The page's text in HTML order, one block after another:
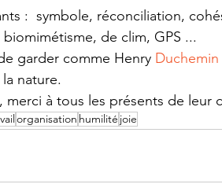
:  symbole, réconciliation,
de clim, GPS ...
garder comme Henry Duchemin
nature.
à tous les présents de leur
organisation humilité joie